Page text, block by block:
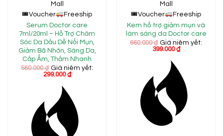
Mall
🎟Voucher
Freeship
Serum Doctor care
7ml/20ml – Hỗ Trợ Chăm
Sóc Da Dầu Dễ Nổi Mụn,
Giảm Bã Nhờn, Sáng Da,
Cấp Ẩm, Thấm Nhanh
560.000₫ Giá niêm yết:
299.000₫
Mall
🎟Voucher
Freeship
Kem hỗ trợ giảm mụn và
làm sáng da Doctor care
660.000₫ Giá niêm yết:
399.000₫